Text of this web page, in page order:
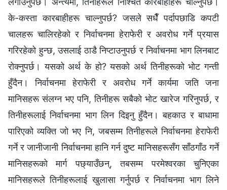
के-कस्ता कारबाहीहरू चाल्नुपर्छ? जसले सधैँ पर्दापछाडि कपटी
चालहरू चालिरहेको र निर्वाचनमा हेराफेरी र अवरोध गर्ने प्रयास
गरिरहेको हुन्छ, उसलाई ठाडै निप्टाउनुपर्छ र निर्वाचनमा भाग लिनबाट
रोक्‍नुपर्छ। यसको अर्थ के हो? यसको अर्थ तिनीहरूको भोट गन्ती
हुँदैन। निर्वाचनमा हेराफेरी र अवरोध गर्ने कार्यमा जति जना
मानिसहरू संलग्‍न भए पनि, तिनीहरू सबैको भोट खारेज गरिनुपर्छ, र
तिनीहरूलाई निर्वाचनमा भाग लिन दिइनु हुँदैन। बहकाउ र बाधामा
पारिएको व्यक्ति जो भए नि, जबसम्‍म तिनीहरूले निर्वाचनमा हेराफेरी
गर्ने र जानीजानी निर्वाचनमा हानि गर्न दुष्ट मानिसहरूसँग साँठगाँठ गर्ने
मानिसहरूको मार्ग पछ्याउँछन्, तबसम्‍म परमेश्‍वरका चुनिएका
मानिसहरूले तिनीहरूलाई खुलासा गर्नुपर्छ र निर्वाचनमा भाग लिने